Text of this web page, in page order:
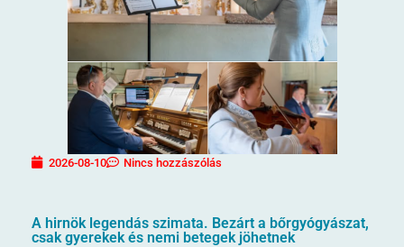
2026-08-10 Nincs hozzászólás
A hirnök legendás szimata. Bezárt a bőrgyógyászat,
csak gyerekek és nemi betegek jöhetnek